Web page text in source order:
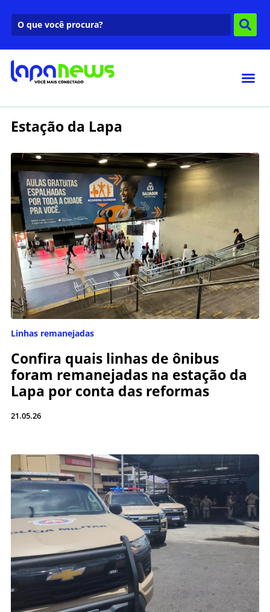
Estação da Lapa
Linhas remanejadas
Confira quais linhas de ônibus
foram remanejadas na estação da
Lapa por conta das reformas
21.05.26